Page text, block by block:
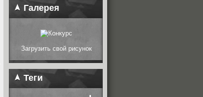
Галерея
Загрузить свой рисунок
Теги